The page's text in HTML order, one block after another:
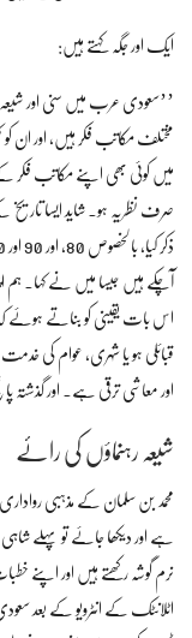
ایک اور جگہ کہتے ہیں:
’’سعودی عرب میں سنی اور شیعہ
مختلف مکاتب فکر ہیں، اور ان
میں کوئی بھی اپنے مکاتب فکر
صرف نظریہ ہو۔ شاید ایسا
آچکے ہیں جیسا میں نے کہا۔
اس بات یقینی کو بناتے ہوئے
قبائلی ہو یا شہری، عوام کی
اور معاشی ترقی ہے۔ اور گذشتہ
شیعہ رہنماؤں کی رائے
محمد بن سلمان کے مذہبی
ہے اور دیکھا جائے تو پہلے
نرم گوشہ رکھتے ہیں اور اپنے
اٹلانٹک کے انٹرویو کے بعد